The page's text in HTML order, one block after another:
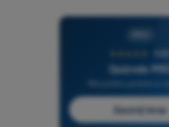
4,6/5
Quizvds PRO
Zacznij teraz